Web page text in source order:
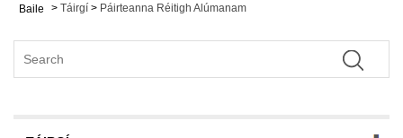
Baile > Táirgí > Páirteanna Réitigh Alúmanam